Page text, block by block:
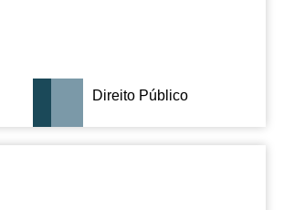
Direito Público